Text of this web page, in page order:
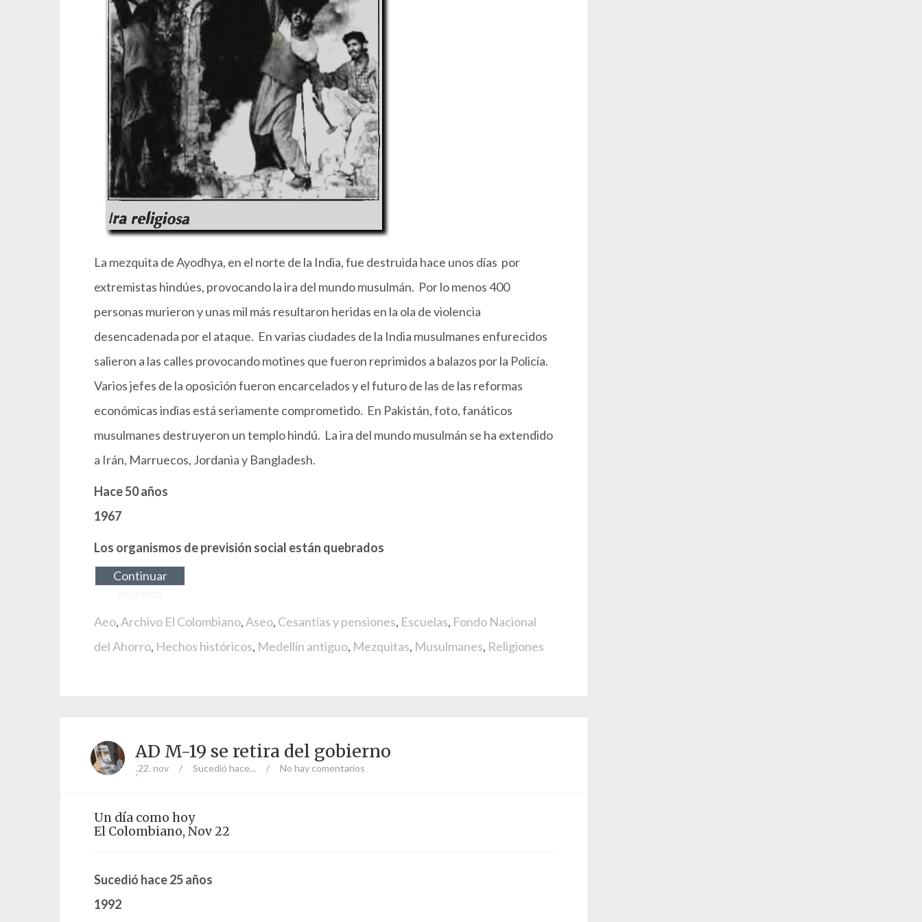
La mezquita de Ayodhya, en el norte de la India, fue destruida hace unos días por
extremistas hindúes, provocando la ira del mundo musulmán. Por lo menos 400
personas murieron y unas mil más resultaron heridas en la ola de violencia
desencadenada por el ataque. En varias ciudades de la India musulmanes enfurecidos
salieron a las calles provocando motines que fueron reprimidos a balazos por la Policía.
Varios jefes de la oposición fueron encarcelados y el futuro de las de las reformas
económicas indias está seriamente comprometido. En Pakistán, foto, fanáticos
musulmanes destruyeron un templo hindú. La ira del mundo musulmán se ha extendido
a Irán, Marruecos, Jordania y Bangladesh.
Hace 50 años
1967
Los organismos de previsión social están quebrados
Continuar
Aeo,Archivo El Colombiano,Aseo, Cesantías y pensiones, Escuelas, Fondo Nacional
del Ahorro, Hechos históricos, Medellín antiguo, Mezquitas, Musulmanes, Religiones
AD M-19 se retira del gobierno
;22. nov / Sucedió hace... / No hay comentarios
Un día como hoy
El Colombiano, Nov 22
Sucedió hace 25 años
1992